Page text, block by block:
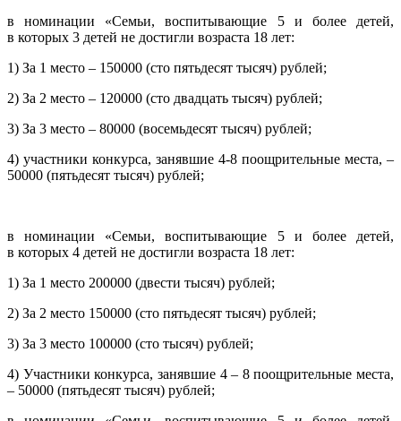
в номинации «Семьи, воспитывающие 5 и более детей,
в которых 3 детей не достигли возраста 18 лет:
1) За 1 место – 150000 (сто пятьдесят тысяч) рублей;
2) За 2 место – 120000 (сто двадцать тысяч) рублей;
3) За 3 место – 80000 (восемьдесят тысяч) рублей;
4) участники конкурса, занявшие 4-8 поощрительные места, –
50000 (пятьдесят тысяч) рублей;
в номинации «Семьи, воспитывающие 5 и более детей,
в которых 4 детей не достигли возраста 18 лет:
1) За 1 место 200000 (двести тысяч) рублей;
2) За 2 место 150000 (сто пятьдесят тысяч) рублей;
3) За 3 место 100000 (сто тысяч) рублей;
4) Участники конкурса, занявшие 4 – 8 поощрительные места,
– 50000 (пятьдесят тысяч) рублей;